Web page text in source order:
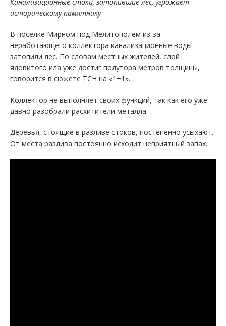
историческому памятнику
В поселке Мирном под Мелитополем из-за
неработающего коллектора канализационные воды
затопили лес. По словам местных жителей, слой
ядовитого ила уже достиг полутора метров толщины,
говорится в сюжете ТСН на «1+1».
Коллектор не выполняет своих функций, так как его уже
давно разобрали расхитители металла.
Деревья, стоящие в разливе стоков, постепенно усыхают.
От места разлива постоянно исходит неприятный запах.